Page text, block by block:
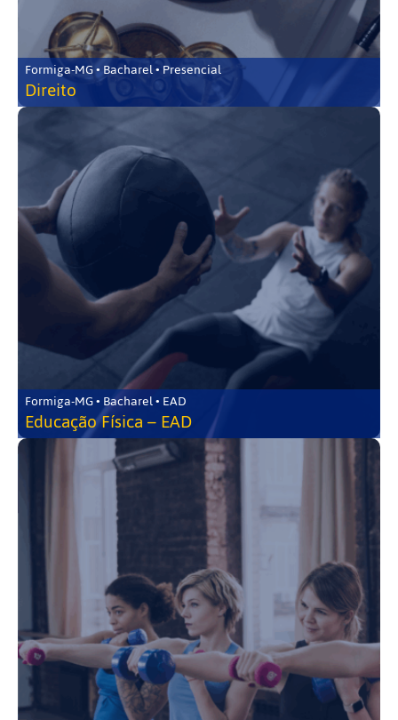
Formiga-MG • Bacharel • Presencial
Direito
Formiga-MG • Bacharel • EAD
Educação Física – EAD